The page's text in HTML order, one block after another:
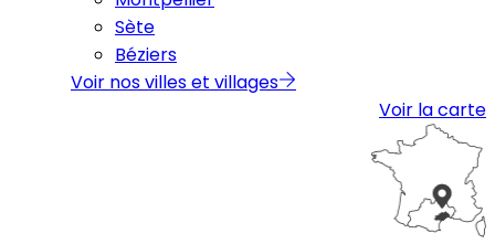
Sète
Béziers
Voir nos villes et villages
Voir la carte